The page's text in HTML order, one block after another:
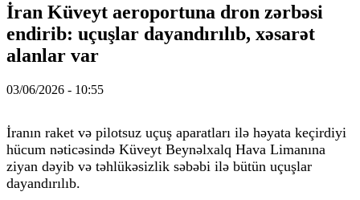
İran Küveyt aeroportuna dron zərbəsi
endirib: uçuşlar dayandırılıb, xəsarət
alanlar var
03/06/2026 - 10:55
İranın raket və pilotsuz uçuş aparatları ilə həyata keçirdiyi
hücum nəticəsində Küveyt Beynəlxalq Hava Limanına
ziyan dəyib və təhlükəsizlik səbəbi ilə bütün uçuşlar
dayandırılıb.